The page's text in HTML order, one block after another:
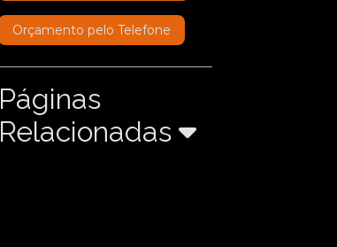
Orçamento pelo Telefone
Páginas
Relacionadas